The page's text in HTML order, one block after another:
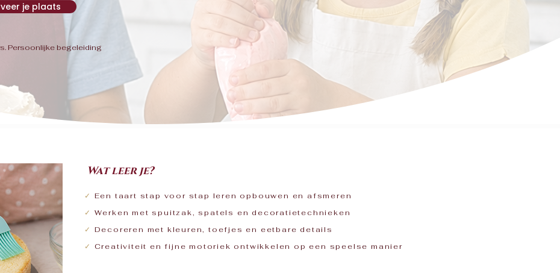
je plaats
Persoonlijke begeleiding
Wat leer je?
✓ Een taart stap voor stap leren opbouwen en afsmeren
✓ Werken met spuitzak, spatels en decoratietechnieken
✓ Decoreren met kleuren, toefjes en eetbare details
✓ Creativiteit en fijne motoriek ontwikkelen op een speelse manier